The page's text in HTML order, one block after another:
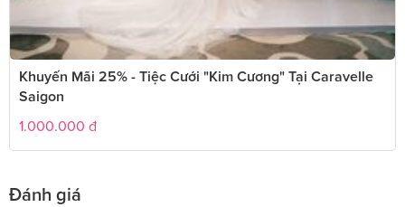
Khuyến Mãi 25% - Tiệc Cưới "kim Cương" Tại Caravelle
Saigon
1.000.000 đ
Đánh giá